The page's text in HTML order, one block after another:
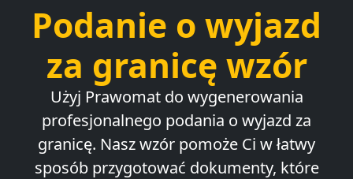
Podanie o wyjazd
za granicę wzór
Użyj Prawomat do wygenerowania
profesjonalnego podania o wyjazd za
granicę. Nasz wzór pomoże Ci w łatwy
sposób przygotować dokumenty, które